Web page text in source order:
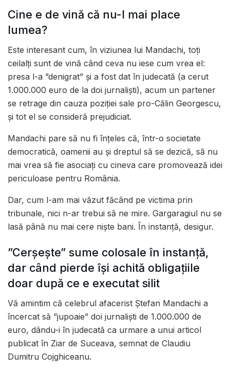
Cine e de vină că nu-l mai place
lumea?
Este interesant cum, în viziunea lui Mandachi, toți
ceilalți sunt de vină când ceva nu iese cum vrea el:
presa l-a ”denigrat” și a fost dat în judecată (a cerut
1.000.000 euro de la doi jurnaliști), acum un partener
se retrage din cauza poziției sale pro-Călin Georgescu,
și tot el se consideră prejudiciat.
Mandachi pare să nu fi înțeles că, într-o societate
democratică, oamenii au și dreptul să se dezică, să nu
mai vrea să fie asociați cu cineva care promovează idei
periculoase pentru România.
Dar, cum l-am mai văzut făcând pe victima prin
tribunale, nici n-ar trebui să ne mire. Gargaragiul nu se
lasă până nu mai cere niște bani. În instanță, desigur.
”Cerșește” sume colosale în instanță,
dar când pierde își achită obligațiile
doar după ce e executat silit
Vă amintim că celebrul afacerist Ștefan Mandachi a
încercat să ”jupoaie” doi jurnaliști de 1.000.000 de
euro, dându-i în judecată ca urmare a unui articol
publicat în Ziar de Suceava, semnat de Claudiu
Dumitru Cojghiceanu.